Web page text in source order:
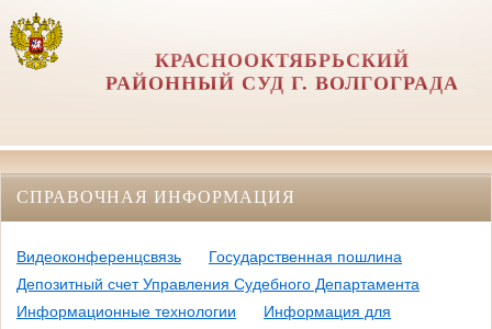
КРАСНООКТЯБРЬСКИЙ
РАЙОННЫЙ СУД Г. ВОЛГОГРАДА
СПРАВОЧНАЯ ИНФОРМАЦИЯ
Видеоконференцсвязь
Государственная пошлина
Депозитный счет Управления Судебного Департамента
Информационные технологии
Информация для